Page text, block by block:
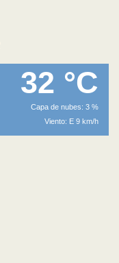
32 °C
Capa de nubes: 3 %
Viento: E 9 km/h